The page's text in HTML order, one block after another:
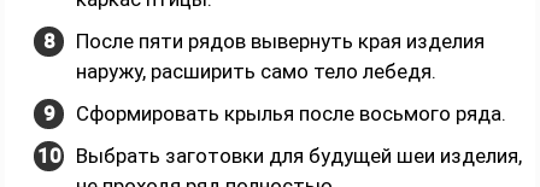
После пяти рядов вывернуть края изделия
наружу, расширить само тело лебедя.
Сформировать крылья после восьмого ряда.
Выбрать заготовки для будущей шеи изделия,